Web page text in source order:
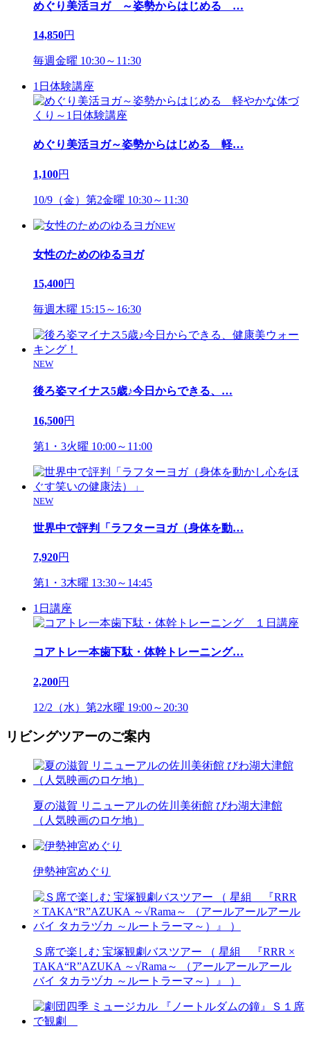
めぐり美活ヨガ ～姿勢からはじめる …
14,850円
毎週金曜 10:30～11:30
1日体験講座
めぐり美活ヨガ～姿勢からはじめる 軽…
1,100円
10/9（金）第2金曜 10:30～11:30
NEW
女性のためのゆるヨガ
15,400円
毎週木曜 15:15～16:30
NEW
後ろ姿マイナス5歳♪今日からできる、 …
16,500円
第1・3火曜 10:00～11:00
NEW
世界中で評判「ラフターヨガ（身体を動…
7,920円
第1・3木曜 13:30～14:45
1日講座
コアトレ一本歯下駄・体幹トレーニング…
2,200円
12/2（水）第2水曜 19:00～20:30
リビングツアーのご案内
夏の滋賀 リニューアルの佐川美術館 びわ湖大津館
（人気映画のロケ地）
伊勢神宮めぐり
Ｓ席で楽しむ 宝塚観劇バスツアー （ 星組 『RRR ×
TAKA“R”AZUKA ～√Rama～ （アールアールアール
バイ タカラヅカ ～ルートラーマ～）』 ）